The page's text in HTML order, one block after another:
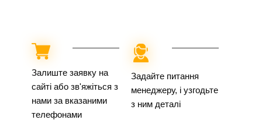
Залиште заявку на
сайті або зв'яжіться з
нами за вказаними
телефонами
Задайте питання
менеджеру, і узгодьте
з ним деталі